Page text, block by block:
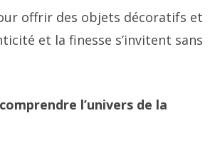
offrir des objets décoratifs et
et la finesse s’invitent sans
l’univers de la